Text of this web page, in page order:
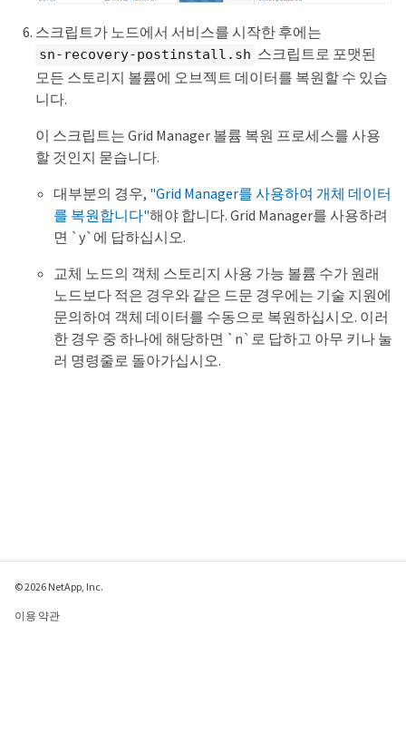
스크립트가 노드에서 서비스를 시작한 후에는
sn-recovery-postinstall.sh 스크립트로 포맷된
모든 스토리지 볼륨에 오브젝트 데이터를 복원할 수 있습
니다.
이 스크립트는 Grid Manager 볼륨 복원 프로세스를 사용
할 것인지 묻습니다.
대부분의 경우, "Grid Manager를 사용하여 개체 데이터
를 복원합니다"해야 합니다. Grid Manager를 사용하려
면 `y`에 답하십시오.
교체 노드의 객체 스토리지 사용 가능 볼륨 수가 원래
노드보다 적은 경우와 같은 드문 경우에는 기술 지원에
문의하여 객체 데이터를 수동으로 복원하십시오. 이러
한 경우 중 하나에 해당하면 `n`로 답하고 아무 키나 눌
러 명령줄로 돌아가십시오.
© 2026 NetApp, Inc.
이용 약관